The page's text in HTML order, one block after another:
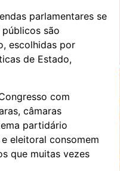
parlamentares se
são
escolhidas por
de Estado,
com
câmaras
partidário
eleitoral consomem
que muitas vezes